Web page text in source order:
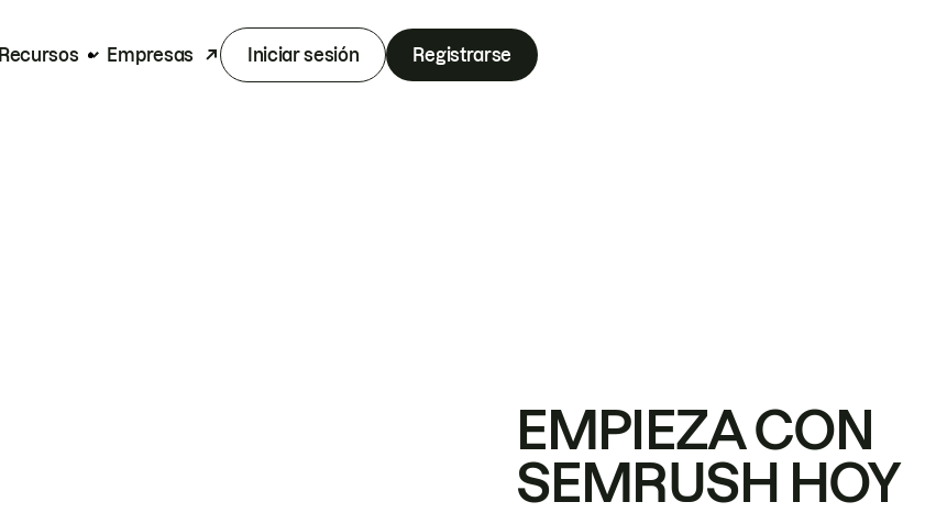
Recursos Empresas Iniciar sesión Registrarse
EMPIEZA CON
SEMRUSH HOY